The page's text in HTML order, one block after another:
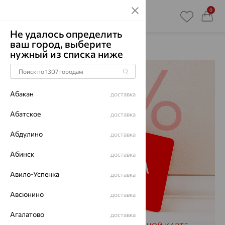
0
Главная Акции
Не удалось определить
ваш город, выберите
нужный из списка ниже
Абакан доставка
Абатское доставка
Абдулино доставка
Абинск доставка
Авило-Успенка доставка
Авсюнино доставка
Агалатово доставка